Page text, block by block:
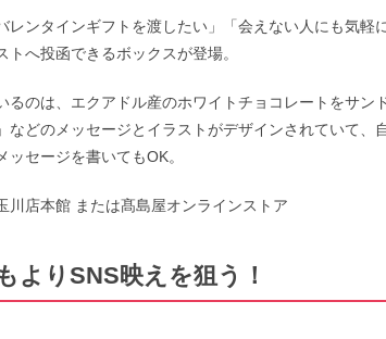
レンタインギフトを渡したい」「会えない人にも気
トへ投函できるボックスが登場。
るのは、エクアドル産のホワイトチョコレートをサン
などのメッセージとイラストがデザインされていて
ッセージを書いてもOK。
川店本館 または髙島屋オンラインストア
よりSNS映えを狙う！